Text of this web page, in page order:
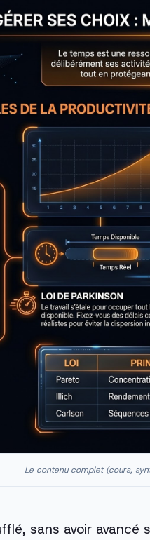
Le contenu complet (cours,
sans avoir avancé